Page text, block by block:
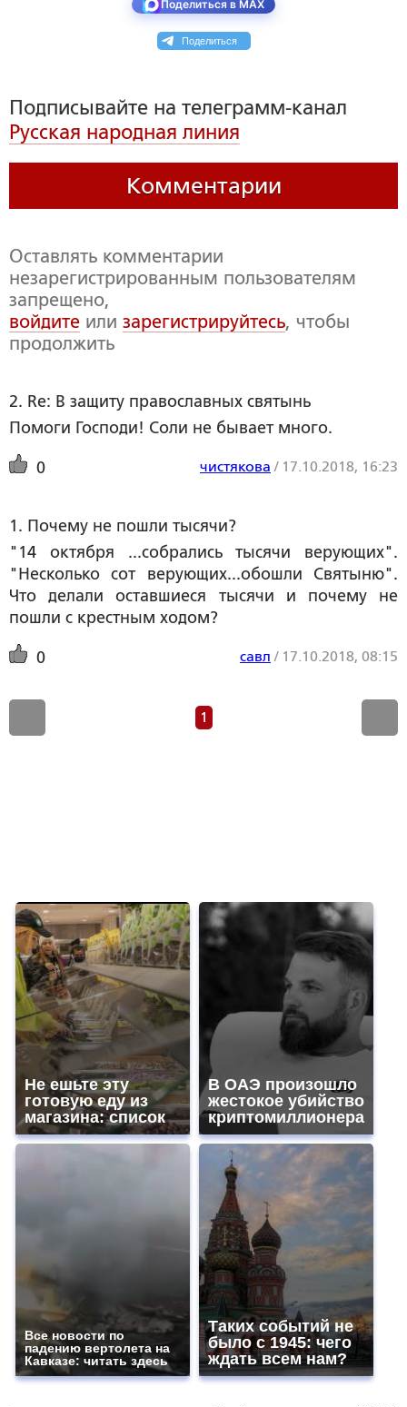
Поделиться в MAX
Поделиться
Подписывайте на телеграмм-канал
Русская народная линия
Комментарии
Оставлять комментарии
незарегистрированным пользователям
запрещено,
войдите или зарегистрируйтесь, чтобы
продолжить
2. Re: В защиту православных святынь
Помоги Господи! Соли не бывает много.
0 чистякова / 17.10.2018, 16:23
1. Почему не пошли тысячи?
"14 октября ...собрались тысячи верующих".
"Несколько сот верующих...обошли Святыню".
Что делали оставшиеся тысячи и почему не
пошли с крестным ходом?
0 савл / 17.10.2018, 08:15
1
Не ешьте эту
готовую еду из
магазина: список
В ОАЭ произошло
жестокое убийство
криптомиллионера
Все новости по
падению вертолета на
Кавказе: читать здесь
Таких событий не
было с 1945: чего
ждать всем нам?